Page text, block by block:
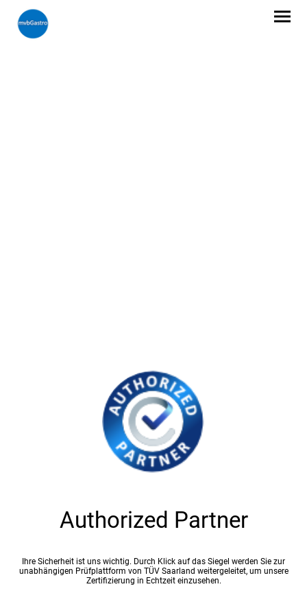
Authorized Partner
Ihre Sicherheit ist uns wichtig. Durch Klick auf das Siegel werden Sie zur
unabhängigen Prüfplattform von TÜV Saarland weitergeleitet, um unsere
Zertifizierung in Echtzeit einzusehen.